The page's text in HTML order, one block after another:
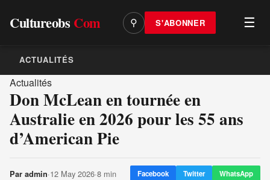
Cultureobs Com ⚲ S'ABONNER ☰
ACTUALITÉS
Actualités
Don McLean en tournée en
Australie en 2026 pour les 55 ans
d’American Pie
Par admin·12 May 2026·8 min Facebook Twitter WhatsApp